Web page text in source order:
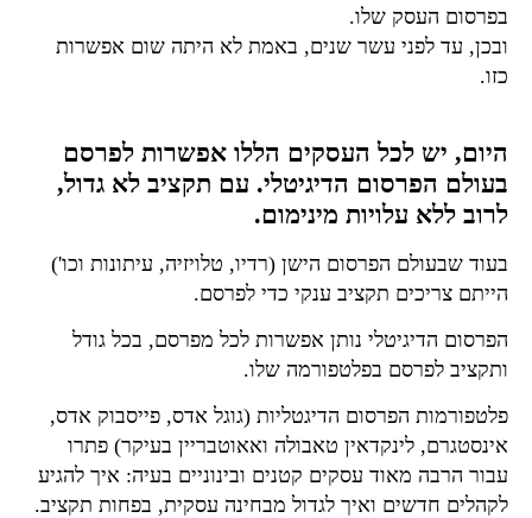
בפרסום העסק שלו.
ובכן, עד לפני עשר שנים, באמת לא היתה שום אפשרות
כזו.
היום, יש לכל העסקים הללו אפשרות לפרסם
בעולם הפרסום הדיגיטלי. עם תקציב לא גדול,
לרוב ללא עלויות מינימום.
בעוד שבעולם הפרסום הישן (רדיו, טלויזיה, עיתונות וכו')
הייתם צריכים תקציב ענקי כדי לפרסם.
הפרסום הדיגיטלי נותן אפשרות לכל מפרסם, בכל גודל
ותקציב לפרסם בפלטפורמה שלו.
פלטפורמות הפרסום הדיגטליות (גוגל אדס, פייסבוק אדס,
אינסטגרם, לינקדאין טאבולה ואאוטבריין בעיקר) פתרו
עבור הרבה מאוד עסקים קטנים ובינוניים בעיה: איך להגיע
לקהלים חדשים ואיך לגדול מבחינה עסקית, בפחות תקציב.